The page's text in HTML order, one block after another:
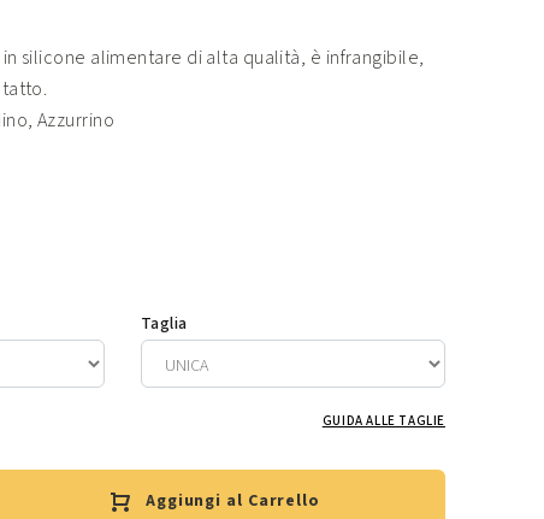
silicone alimentare di alta qualità, è infrangibile,
Azzurrino
Taglia
GUIDA ALLE TAGLIE
Aggiungi al Carrello